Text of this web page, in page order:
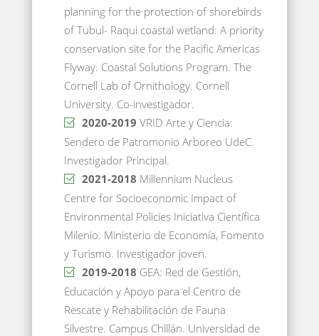
planning for the protection of shorebirds
of Tubul- Raqui coastal wetland: A priority
conservation site for the Pacific Americas
Flyway. Coastal Solutions Program. The
Cornell Lab of Ornithology. Cornell
University. Co-investigador.
2020-2019 VRID Arte y Ciencia:
Sendero de Patromonio Arboreo UdeC.
Investigador Principal.
2021-2018 Millennium Nucleus
Centre for Socioeconomic Impact of
Environmental Policies Iniciativa Científica
Milenio. Ministerio de Economía, Fomento
y Turismo. Investigador joven.
2019-2018 GEA: Red de Gestión,
Educación y Apoyo para el Centro de
Rescate y Rehabilitación de Fauna
Silvestre. Campus Chillán. Universidad de